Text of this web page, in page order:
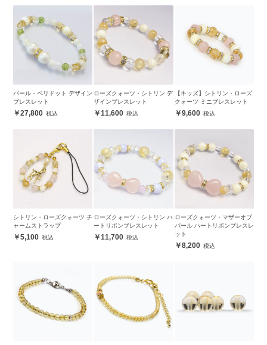
パール・ペリドット デザイン
ブレスレット
27,800
ローズクォーツ・シトリン デ
ザインブレスレット
11,600
【キッズ】シトリン・ローズ
クォーツ ミニブレスレット
9,600
シトリン・ローズクォーツ チ
ャームストラップ
5,100
ローズクォーツ・シトリン ハ
ートリボンブレスレット
11,700
ローズクォーツ・マザーオブ
パール ハートリボンブレスレ
ット
8,200